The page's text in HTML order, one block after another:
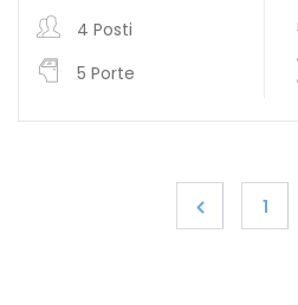
4 Posti
5 Porte
1